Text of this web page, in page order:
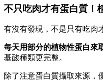
不只吃肉才有蛋白質！
有沒有發現，不是只有吃肉
每天用部分的植物性蛋白來
基酸種類更完整。
除了注意蛋白質攝取來源，